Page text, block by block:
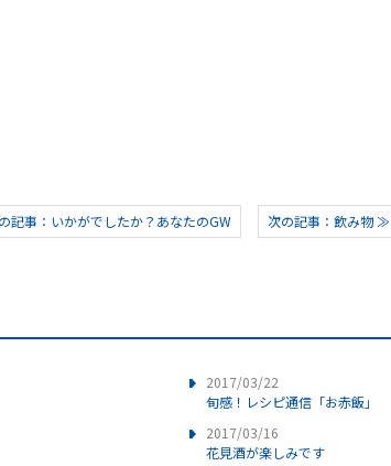
記事：いかがでしたか？あなたのGW 次の記事：飲み物 ≫
2017/03/22
旬感！レシピ通信「お赤飯」
2017/03/16
花見酒が楽しみです